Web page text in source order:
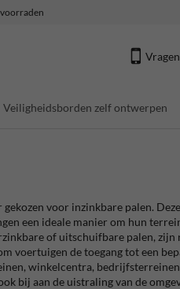
Veiligheidsborden zelf ontwerpen
voor inzinkbare palen.
een ideale manier om hun
of uitschuifbare palen, zijn
voertuigen de toegang tot een
winkelcentra,
bij aan de uistraling van de